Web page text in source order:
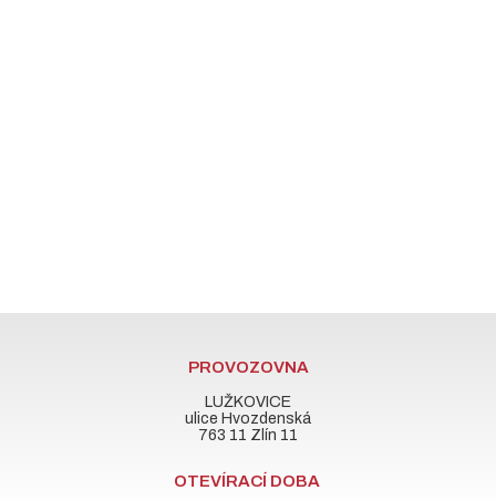
PROVOZOVNA
LUŽKOVICE
ulice Hvozdenská
763 11 Zlín 11
OTEVÍRACÍ DOBA